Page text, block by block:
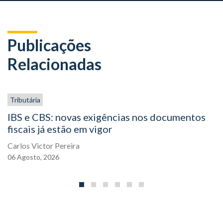
Publicações
Relacionadas
Tributária
IBS e CBS: novas exigências nos documentos
fiscais já estão em vigor
Carlos Victor Pereira
06Agosto, 2026